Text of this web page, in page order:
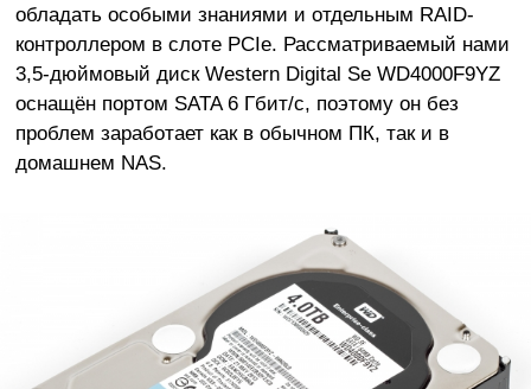
обладать особыми знаниями и отдельным RAID-
контроллером в слоте PCIe. Рассматриваемый нами
3,5-дюймовый диск Western Digital Se WD4000F9YZ
оснащён портом SATA 6 Гбит/с, поэтому он без
проблем заработает как в обычном ПК, так и в
домашнем NAS.